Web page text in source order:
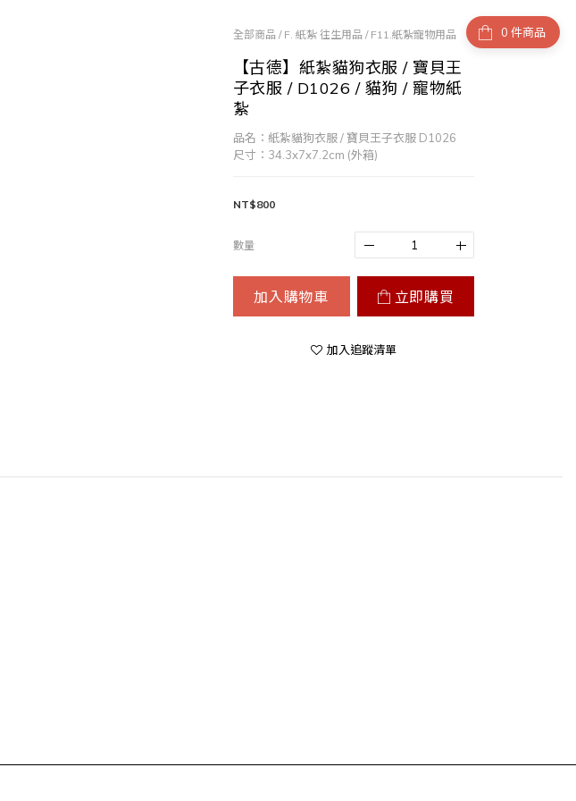
件商品
全部商品 / F. 紙紮 往生用品 / F11.紙紮寵物用品
【古德】紙紮貓狗衣服 / 寶貝王
子衣服 / D1026 / 貓狗 / 寵物紙
紮
品名：紙紮貓狗衣服 / 寶貝王子衣服 D1026
尺寸：34.3x7x7.2cm (外箱)
NT$800
數量
加入購物車 立即購買
加入追蹤清單